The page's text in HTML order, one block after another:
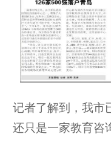
记者了解到，我市
还只是一家教育咨